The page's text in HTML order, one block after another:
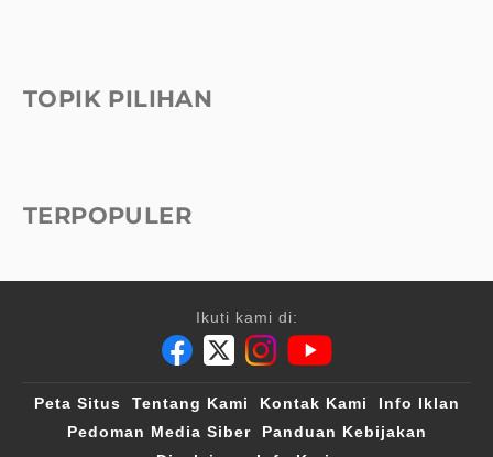
TOPIK PILIHAN
TERPOPULER
Ikuti kami di:
Peta Situs Tentang Kami Kontak Kami
Info Iklan
Pedoman Media Siber
Panduan Kebijakan